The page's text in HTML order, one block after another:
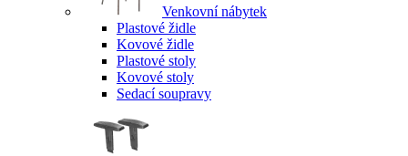
Venkovní nábytek
Plastové židle
Kovové židle
Plastové stoly
Kovové stoly
Sedací soupravy